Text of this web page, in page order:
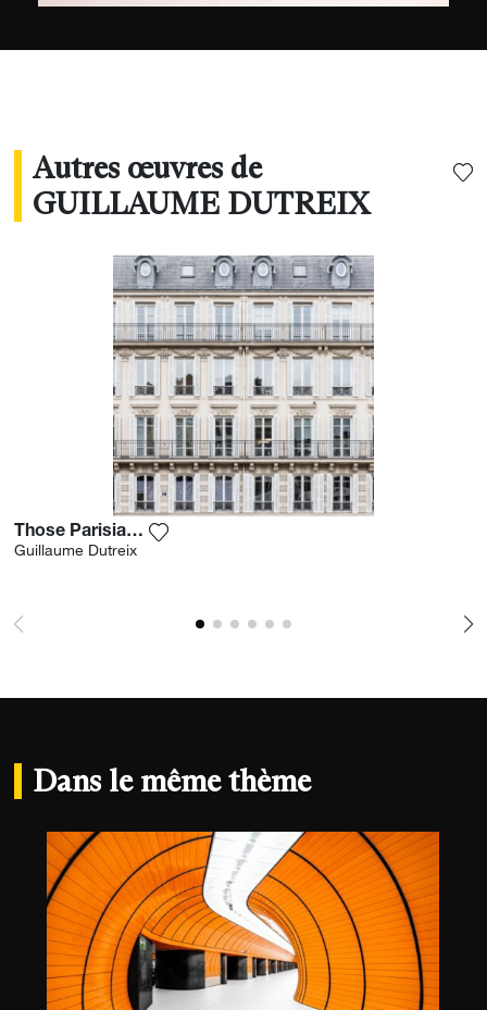
Autres œuvres de
GUILLAUME DUTREIX
Those Parisian Squares
Guillaume Dutreix
Dans le même thème